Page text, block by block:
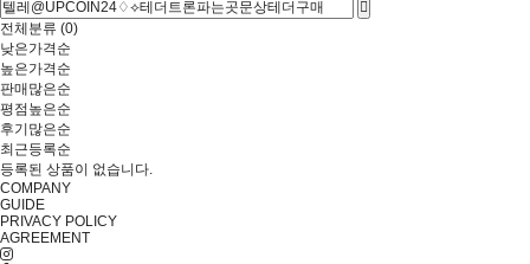
전체분류 (0)
낮은가격순
높은가격순
판매많은순
평점높은순
후기많은순
최근등록순
등록된 상품이 없습니다.
COMPANY
GUIDE
PRIVACY POLICY
AGREEMENT